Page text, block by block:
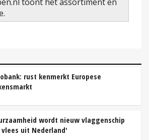
rust kenmerkt Europese
wordt nieuw vlaggenschip
vlees uit Nederland'